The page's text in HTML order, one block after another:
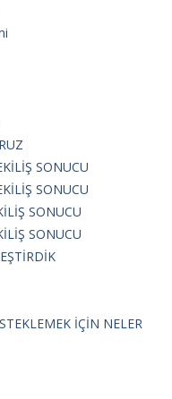
SONUCU
SONUCU
SONUCU
SONUCU
İÇİN NELER